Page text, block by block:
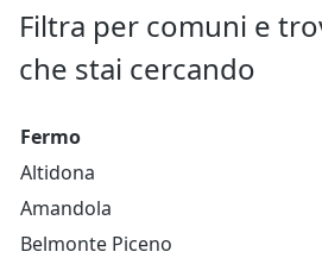
Filtra per comuni e
che stai cercando
Fermo
Altidona
Amandola
Belmonte Piceno